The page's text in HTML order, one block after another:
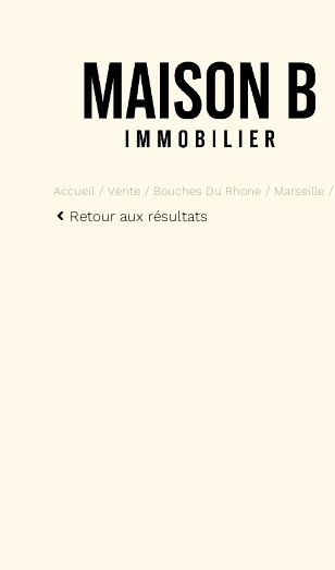
Accueil Vente Bouches Du Rhone Marseille
Retour aux résultats